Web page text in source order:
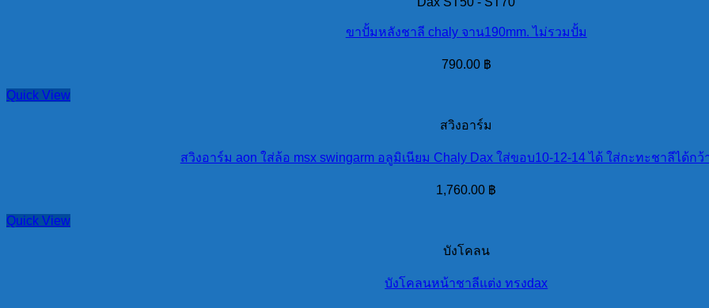
ขาปั้มหลังชาลี chaly จาน190mm. ไม่รวมปั้ม
790.00 ฿
Quick View
สวิงอาร์ม
สวิงอาร์ม aon ใส่ล้อ msx swingarm อลูมิเนียม Chaly Dax ใส่ขอบ10-12-14 ได้ ใส่กะทะชาลีได้กว้
1,760.00 ฿
Quick View
บังโคลน
บังโคลนหน้าชาลีแต่ง ทรงdax